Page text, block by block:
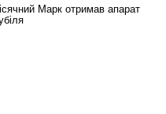
Марк отримав апарат